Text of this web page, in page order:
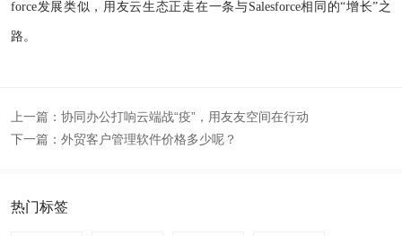
force发展类似，用友云生态正走在一条与Salesforce相同的“增长”之
路。
上一篇： 协同办公打响云端战“疫”，用友友空间在行动
下一篇： 外贸客户管理软件价格多少呢？
热门标签